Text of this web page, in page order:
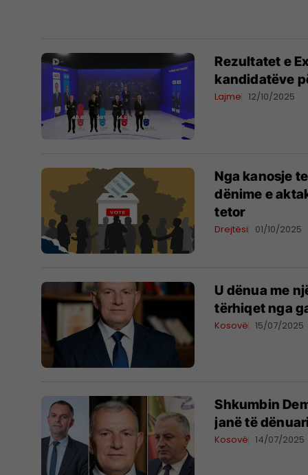
Rezultatet e
kandidatëve
Lajme 12/10/2025
Nga kanosje
dënime e
tetor
Drejtësi 01/10/2025
U dënua me
tërhiqet nga
Kosovë 15/07/2025
Shkumbin
janë të
Kosovë 14/07/2025